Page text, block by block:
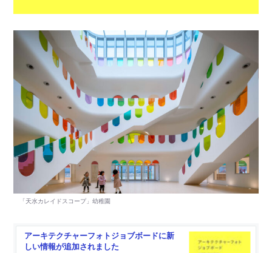
アーキテクチャーフォトジョブボードに新
しい情報が追加されました